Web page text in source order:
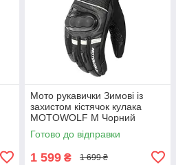
Мото рукавички Зимові із
захистом кістячок кулака
MOTOWOLF M Чорний
MDL0318
Готово до відправки
1 599 ₴ 1 699 ₴